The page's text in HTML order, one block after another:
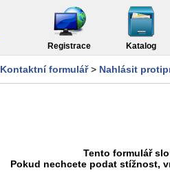
Registrace Katalog
Kontaktní formulář> Nahlásit
Tento formulář
Pokud nechcete podat stížnost,